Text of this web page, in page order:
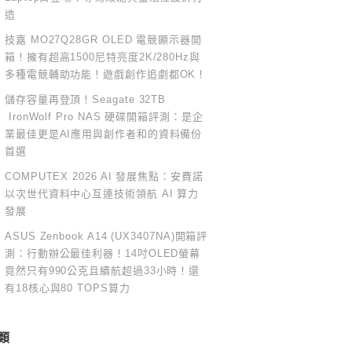
造
技嘉 MO27Q28GR OLED 電競顯示器開
箱！擁有超高1500尼特亮度2K/280Hz與
多種電競輔助功能！遊戲創作追劇都OK！
儲存容量再登頂！Seagate 32TB
IronWolf Pro NAS 硬碟開箱評測：是企
業最佳更是AI應用與創作者和的資料備份
首選
COMPUTEX 2026 AI 發展焦點：安費諾
以次世代資料中心互連技術領航 AI 算力
發展
ASUS Zenbook A14 (UX3407NA)開箱評
測：行動辦公最佳利器！14吋OLED螢幕
竟然只有990公克且續航超過33小時！還
有18核心與80 TOPS算力